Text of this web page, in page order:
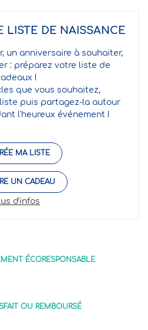
LISTE DE NAISSANCE
un anniversaire à souhaiter,
: préparez votre liste de
!
que vous souhaitez,
puis partagez-la autour
l'heureux événement !
MA LISTE
UN CADEAU
d'infos
ÉCORESPONSABLE
OU REMBOURSÉ